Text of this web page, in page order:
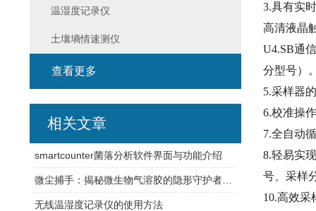
3.具有实
高清液晶
U4.SB通
分型号）
5.采样器
6.校准操
7.全自动
8.轻易实
号、采样
10.高效采
温湿度记录仪
土壤墒情速测仪
查看更多
相关文章
smartcounter菌落分析软件界面与功能介绍
无线温湿度记录仪的使用方法